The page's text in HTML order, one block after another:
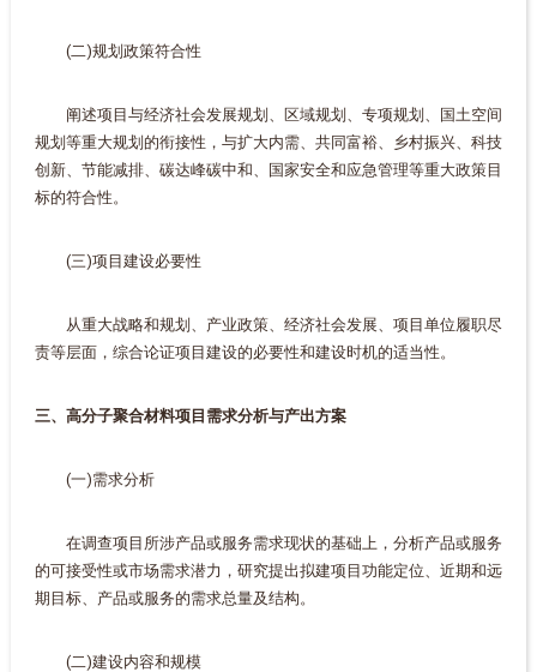
(二)规划政策符合性
阐述项目与经济社会发展规划、区域规划、专项规划、国土空间
规划等重大规划的衔接性，与扩大内需、共同富裕、乡村振兴、科技
创新、节能减排、碳达峰碳中和、国家安全和应急管理等重大政策目
标的符合性。
(三)项目建设必要性
从重大战略和规划、产业政策、经济社会发展、项目单位履职尽
责等层面，综合论证项目建设的必要性和建设时机的适当性。
三、高分子聚合材料项目需求分析与产出方案
(一)需求分析
在调查项目所涉产品或服务需求现状的基础上，分析产品或服务
的可接受性或市场需求潜力，研究提出拟建项目功能定位、近期和远
期目标、产品或服务的需求总量及结构。
(二)建设内容和规模